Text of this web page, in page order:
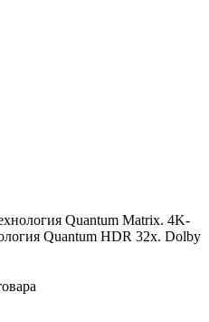
Quantum Matrix. 4K-
Quantum HDR 32x. Dolby